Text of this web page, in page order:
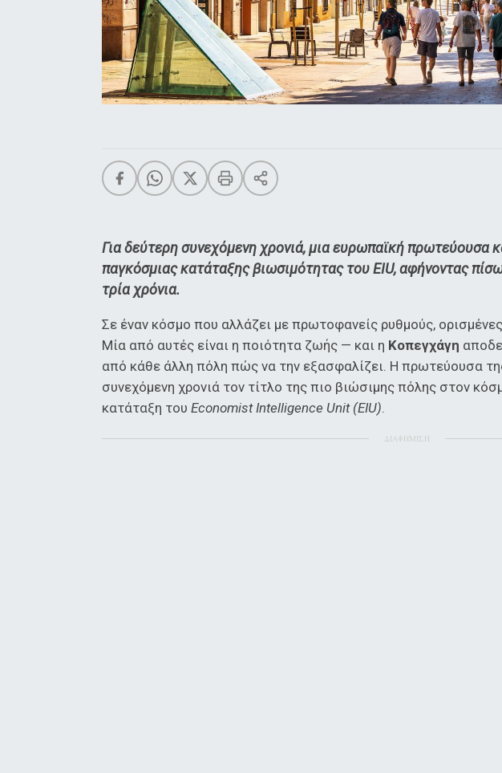
Για δεύτερη συνεχόμενη χρονιά, μια ευρωπαϊκή πρωτεύουσα
παγκόσμιας κατάταξης βιωσιμότητας του EIU, αφήνοντας
τρία χρόνια.
Σε έναν κόσμο που αλλάζει με πρωτοφανείς ρυθμούς,
Μία από αυτές είναι η ποιότητα ζωής — και η Κοπεγχάγη
από κάθε άλλη πόλη πώς να την εξασφαλίζει. Η πρωτεύουσα
συνεχόμενη χρονιά τον τίτλο της πιο βιώσιμης πόλης στον
κατάταξη του Economist Intelligence Unit (EIU).
ΔΙΑΦΗΜΙΣΗ